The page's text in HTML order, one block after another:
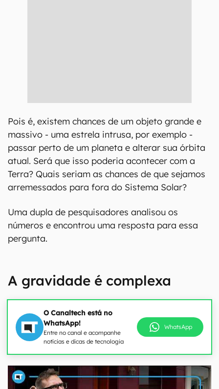
Pois é, existem chances de um objeto grande e
massivo - uma estrela intrusa, por exemplo -
passar perto de um planeta e alterar sua órbita
atual. Será que isso poderia acontecer com a
Terra? Quais seriam as chances de que sejamos
arremessados para fora do Sistema Solar?
Uma dupla de pesquisadores analisou os
números e encontrou uma resposta para essa
pergunta.
A gravidade é complexa
O Canaltech está no
WhatsApp!
Entre no canal e acompanhe
notícias e dicas de tecnologia
WhatsApp